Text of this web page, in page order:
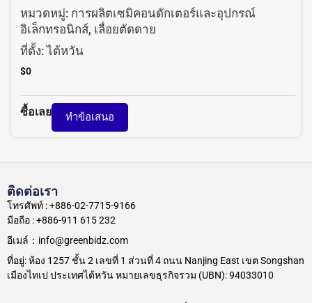
หมวดหมู่: การผลิตเซมิคอนดักเตอร์และอุปกรณ์
อิเล็กทรอนิกส์, เลื่อยตัดดาย
ที่ตั้ง:ไต้หวัน
$0
ซื้อเลย ทำข้อเสนอ
ติดต่อเรา
โทรศัพท์ : +886-02-7715-9166
มือถือ : +886-911 615 232
อีเมล์：info@greenbidz.com
ที่อยู่: ห้อง 1257 ชั้น 2 เลขที่ 1 ส่วนที่ 4 ถนน Nanjing East เขต Songshan
เมืองไทเป ประเทศไต้หวัน หมายเลขธุรกิจรวม (UBN): 94033010